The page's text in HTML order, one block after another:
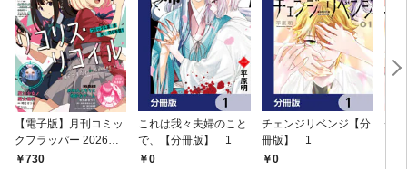
【電子版】月刊コミッ
クフラッパー 2026年9
月号730
これは我々夫婦のこと
で、【分冊版】 1
0
チェンジリベンジ【分
冊版】 1
0
チ